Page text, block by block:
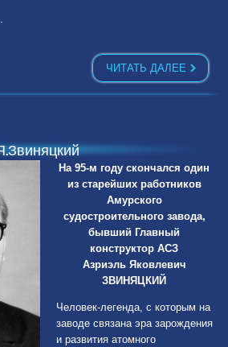
ЧИТАТЬ ДАЛЕЕ
На 95-м году скончался один
из старейших работников
Амурского
судостроительного завода,
бывший Главный
конструктор АСЗ
Азриэль Яковлевич
ЗВИНЯЦКИЙ
Человек-легенда, с которым на
заводе связана эра зарождения
и развития атомного